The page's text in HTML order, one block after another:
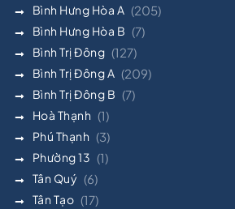
Bình Hưng Hòa A (205)
Bình Hưng Hòa B (7)
Bình Trị Đông (127)
Bình Trị Đông A (209)
Bình Trị Đông B (7)
Hoà Thạnh (1)
Phú Thạnh (3)
Phường 13 (1)
Tân Quý (6)
Tân Tạo (17)